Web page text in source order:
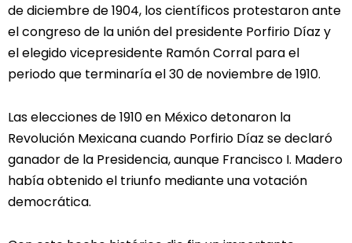
de diciembre de 1904, los científicos protestaron ante
el congreso de la unión del presidente Porfirio Díaz y
el elegido vicepresidente Ramón Corral para el
periodo que terminaría el 30 de noviembre de 1910.
Las elecciones de 1910 en México detonaron la
Revolución Mexicana cuando Porfirio Díaz se declaró
ganador de la Presidencia, aunque Francisco I. Madero
había obtenido el triunfo mediante una votación
democrática.